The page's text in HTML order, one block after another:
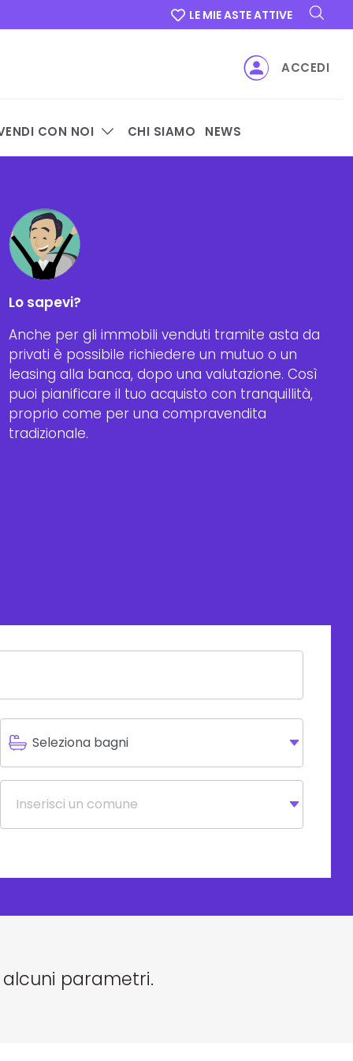
LE MIE ASTE ATTIVE
ACCEDI
CON NOI CHI SIAMO NEWS
Lo sapevi?
Anche per gli immobili venduti tramite asta da
privati è possibile richiedere un mutuo o un
leasing alla banca, dopo una valutazione. Così
puoi pianificare il tuo acquisto con tranquillità,
proprio come per una compravendita
tradizionale.
parametri.